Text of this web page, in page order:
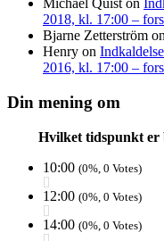
Michael Quist on
2018, kl. 17:00 –
Bjarne Zetterström on
Henry on
2016, kl. 17:00 –
Din mening om
Hvilket tidspunkt er
10:00 (0%, 0 Votes)
12:00 (0%, 0 Votes)
14:00 (0%, 0 Votes)